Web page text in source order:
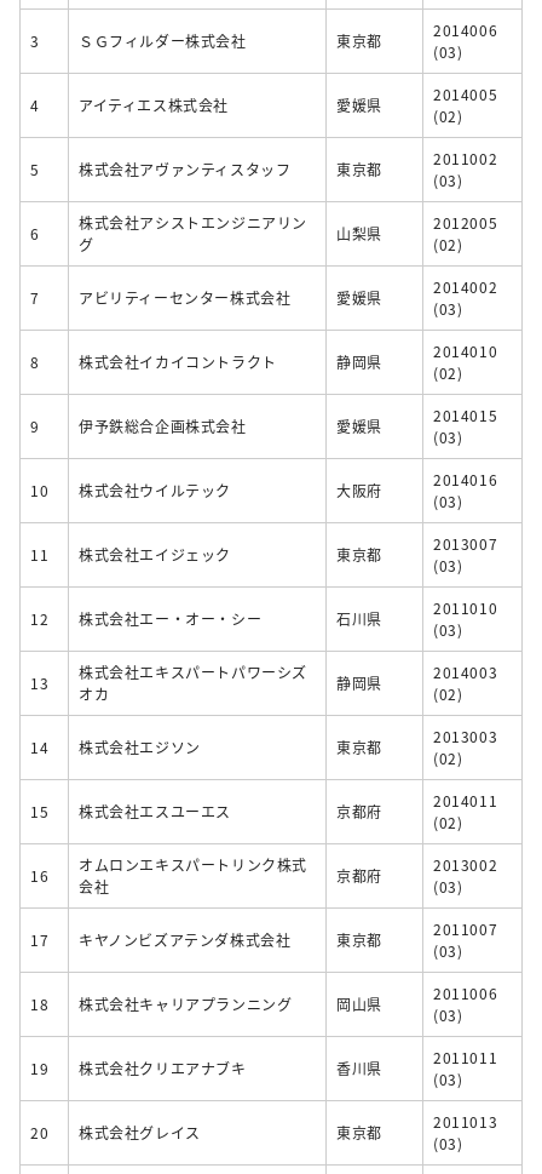
3 ＳＧフィルダー株式会社 東京都
2014006
(03)
4 アイティエス株式会社 愛媛県
2014005
(02)
5 株式会社アヴァンティスタッフ 東京都
2011002
(03)
6
株式会社アシストエンジニアリン
グ
山梨県
2012005
(02)
7 アビリティーセンター株式会社 愛媛県
2014002
(03)
8 株式会社イカイコントラクト 静岡県
2014010
(02)
9 伊予鉄総合企画株式会社 愛媛県
2014015
(03)
10 株式会社ウイルテック 大阪府
2014016
(03)
11 株式会社エイジェック 東京都
2013007
(03)
12 株式会社エー・オー・シー 石川県
2011010
(03)
13
株式会社エキスパートパワーシズ
オカ
静岡県
2014003
(02)
14 株式会社エジソン 東京都
2013003
(02)
15 株式会社エスユーエス 京都府
2014011
(02)
16
オムロンエキスパートリンク株式
会社
京都府
2013002
(03)
17 キヤノンビズアテンダ株式会社 東京都
2011007
(03)
18 株式会社キャリアプランニング 岡山県
2011006
(03)
19 株式会社クリエアナブキ 香川県
2011011
(03)
20 株式会社グレイス 東京都
2011013
(03)